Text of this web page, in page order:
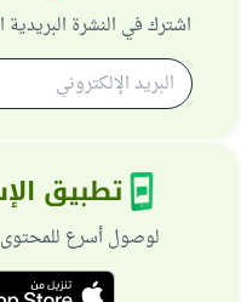
اشترك في النشرة
تطبيق
لوصول أسرع للمحتوى